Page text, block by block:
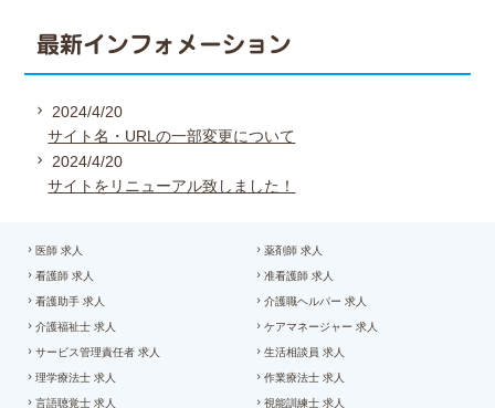
最新インフォメーション
2024/4/20
サイト名・URLの一部変更について
2024/4/20
サイトをリニューアル致しました！
医師 求人 薬剤師 求人
看護師 求人 准看護師 求人
看護助手 求人 介護職ヘルパー 求人
介護福祉士 求人 ケアマネージャー 求人
サービス管理責任者 求人 生活相談員 求人
理学療法士 求人 作業療法士 求人
言語聴覚士 求人 視能訓練士 求人